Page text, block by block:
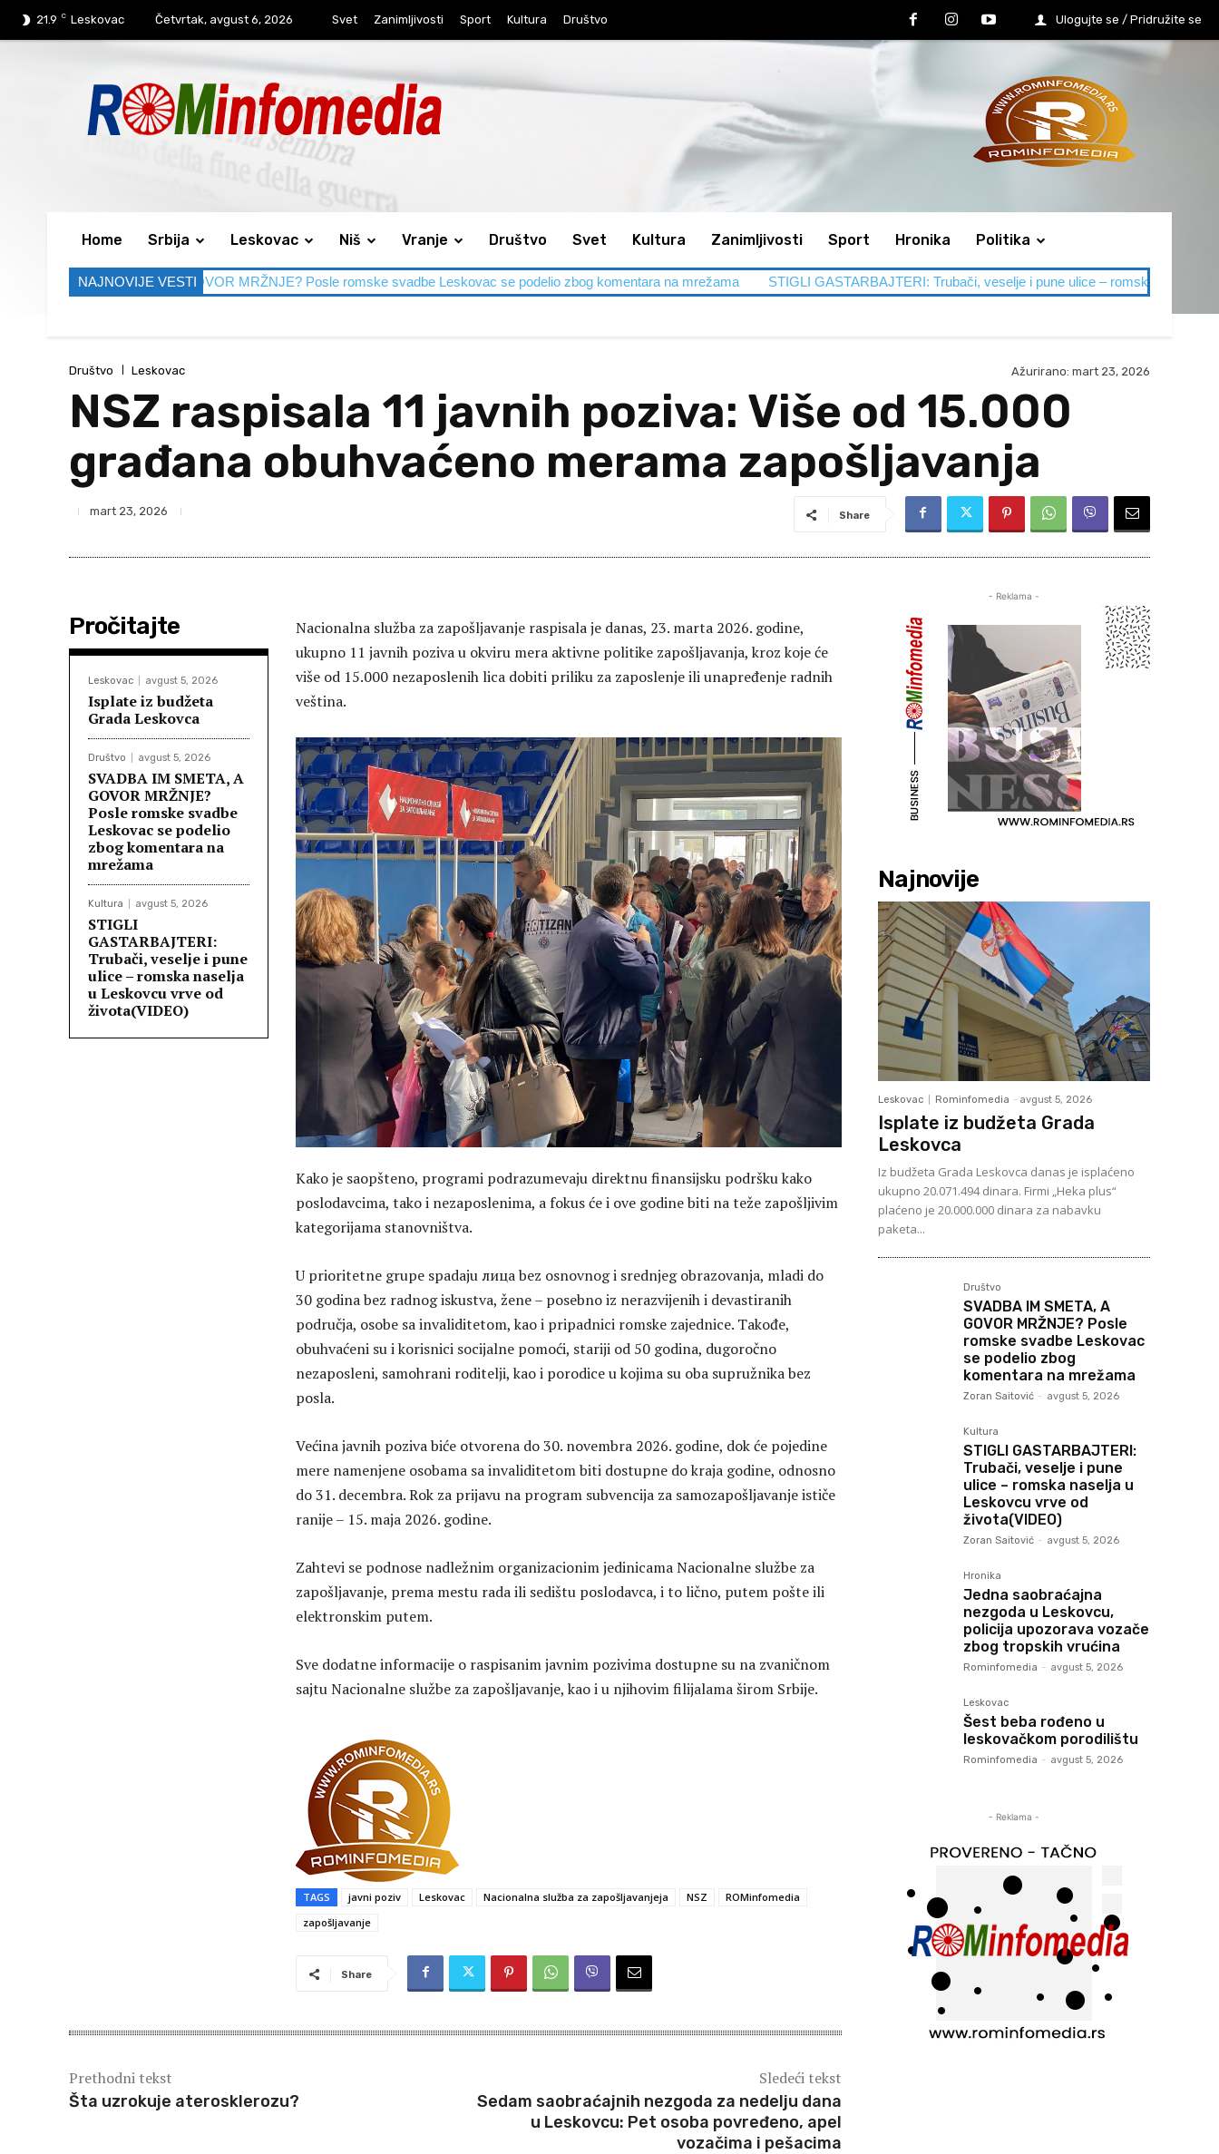
21.9 C Leskovac Četvrtak, avgust 6, 2026 Svet Zanimljivosti Sport Kultura Društvo Ulogujte se / Pridružite se
Home Srbija Leskovac Niš Vranje Društvo Svet Kultura Zanimljivosti Sport Hronika Politika
NAJNOVIJE VESTI
SMETA, A GOVOR MRŽNJE? Posle romske svadbe Leskovac se podelio zbog komentara na mrežama STIGLI GASTARBAJTERI: Trubači, veselje i pune ulice – romska naselja u Leskovcu vrve
Društvo Leskovac Ažurirano: mart 23, 2026
NSZ raspisala 11 javnih poziva: Više od 15.000
građana obuhvaćeno merama zapošljavanja
mart 23, 2026 Share
Pročitajte
Leskovac avgust 5, 2026
Isplate iz budžeta
Grada Leskovca
Društvo avgust 5, 2026
SVADBA IM SMETA, A
GOVOR MRŽNJE?
Posle romske svadbe
Leskovac se podelio
zbog komentara na
mrežama
Kultura avgust 5, 2026
STIGLI
GASTARBAJTERI:
Trubači, veselje i pune
ulice – romska naselja
u Leskovcu vrve od
života(VIDEO)
Nacionalna služba za zapošljavanje raspisala je danas, 23. marta 2026. godine,
ukupno 11 javnih poziva u okviru mera aktivne politike zapošljavanja, kroz koje će
više od 15.000 nezaposlenih lica dobiti priliku za zaposlenje ili unapređenje radnih
veština.
Kako je saopšteno, programi podrazumevaju direktnu finansijsku podršku kako
poslodavcima, tako i nezaposlenima, a fokus će i ove godine biti na teže zapošljivim
kategorijama stanovništva.
U prioritetne grupe spadaju лица bez osnovnog i srednjeg obrazovanja, mladi do
30 godina bez radnog iskustva, žene – posebno iz nerazvijenih i devastiranih
područja, osobe sa invaliditetom, kao i pripadnici romske zajednice. Takođe,
obuhvaćeni su i korisnici socijalne pomoći, stariji od 50 godina, dugoročno
nezaposleni, samohrani roditelji, kao i porodice u kojima su oba supružnika bez
posla.
Većina javnih poziva biće otvorena do 30. novembra 2026. godine, dok će pojedine
mere namenjene osobama sa invaliditetom biti dostupne do kraja godine, odnosno
do 31. decembra. Rok za prijavu na program subvencija za samozapošljavanje ističe
ranije – 15. maja 2026. godine.
Zahtevi se podnose nadležnim organizacionim jedinicama Nacionalne službe za
zapošljavanje, prema mestu rada ili sedištu poslodavca, i to lično, putem pošte ili
elektronskim putem.
Sve dodatne informacije o raspisanim javnim pozivima dostupne su na zvaničnom
sajtu Nacionalne službe za zapošljavanje, kao i u njihovim filijalama širom Srbije.
TAGS javni poziv Leskovac Nacionalna služba za zapošljavanjeja NSZ
ROMinfomedia
zapošljavanje
Share
Prethodni tekst
Šta uzrokuje aterosklerozu?
Sledeći tekst
Sedam saobraćajnih nezgoda za nedelju dana
u Leskovcu: Pet osoba povređeno, apel
vozačima i pešacima
- Reklama -
Najnovije
Leskovac Rominfomedia - avgust 5, 2026
Isplate iz budžeta Grada
Leskovca
Iz budžeta Grada Leskovca danas je isplaćeno
ukupno 20.071.494 dinara. Firmi „Heka plus“
plaćeno je 20.000.000 dinara za nabavku
paketa...
Društvo
SVADBA IM SMETA, A
GOVOR MRŽNJE? Posle
romske svadbe Leskovac
se podelio zbog
komentara na mrežama
Zoran Saitović - avgust 5, 2026
Kultura
STIGLI GASTARBAJTERI:
Trubači, veselje i pune
ulice – romska naselja u
Leskovcu vrve od
života(VIDEO)
Zoran Saitović - avgust 5, 2026
Hronika
Jedna saobraćajna
nezgoda u Leskovcu,
policija upozorava vozače
zbog tropskih vrućina
Rominfomedia - avgust 5, 2026
Leskovac
Šest beba rođeno u
leskovačkom porodilištu
Rominfomedia - avgust 5, 2026
- Reklama -